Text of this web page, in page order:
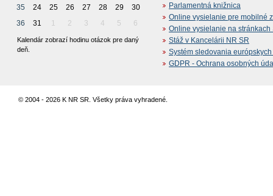
35
24 25 26 27 28 29
30
36
31 1 2 3 4 5 6
Kalendár zobrazí hodinu otázok pre daný
deň.
Parlamentná knižnica
Online vysielanie pre mobilné
Online vysielanie na stránkach
Stáž v Kancelárii NR SR
Systém sledovania
GDPR - Ochrana osobných
© 2004 - 2026 K NR SR. Všetky práva vyhradené.